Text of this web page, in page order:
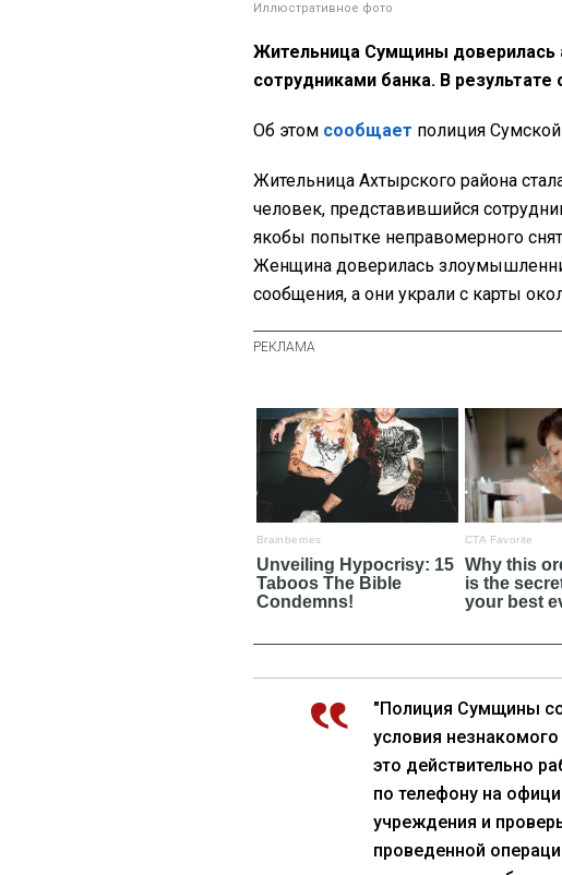
Иллюстративное фото
Жительница Сумщины
сотрудниками банка. В
Об этом сообщает полиция
Жительница Ахтырского района
человек, представившийся
якобы попытке неправомерного
Женщина доверилась
сообщения, а они украли с карты
"Полиция Сумщины
условия
это действительно
по телефону на
учреждения и
проведенной